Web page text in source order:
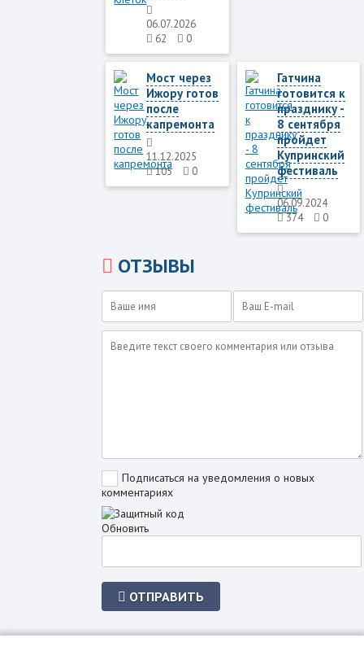
06.07.2026
62
0
Мост через
Ижору готов
после
капремонта
11.12.2025
105
0
Гатчина
готовится к
празднику -
8 сентября
пройдет
Купринский
фестиваль
06.09.2024
374
0
ОТЗЫВЫ
Подписаться на уведомления о новых
комментариях
Обновить
ОТПРАВИТЬ